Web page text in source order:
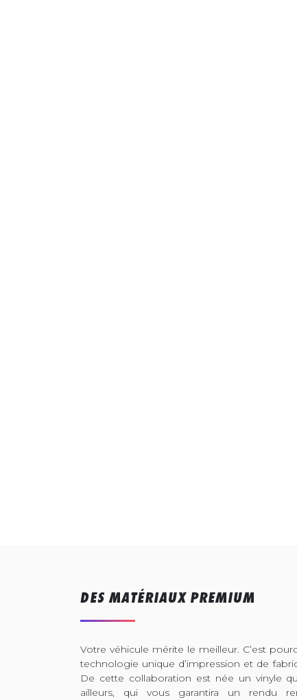
DES MATÉRIAUX PREMIUM
Votre véhicule mérite le meilleur. C’est
technologie unique d’impression et de
De cette collaboration est née un vinyle
ailleurs, qui vous garantira un rendu